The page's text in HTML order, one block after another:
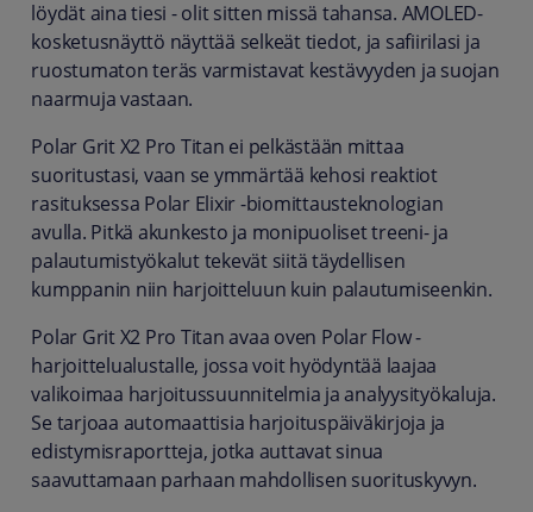
löydät aina tiesi - olit sitten missä tahansa. AMOLED-
kosketusnäyttö näyttää selkeät tiedot, ja safiirilasi ja
ruostumaton teräs varmistavat kestävyyden ja suojan
naarmuja vastaan.
Polar Grit X2 Pro Titan ei pelkästään mittaa
suoritustasi, vaan se ymmärtää kehosi reaktiot
rasituksessa Polar Elixir -biomittausteknologian
avulla. Pitkä akunkesto ja monipuoliset treeni- ja
palautumistyökalut tekevät siitä täydellisen
kumppanin niin harjoitteluun kuin palautumiseenkin.
Polar Grit X2 Pro Titan avaa oven Polar Flow -
harjoittelualustalle, jossa voit hyödyntää laajaa
valikoimaa harjoitussuunnitelmia ja analyysityökaluja.
Se tarjoaa automaattisia harjoituspäiväkirjoja ja
edistymisraportteja, jotka auttavat sinua
saavuttamaan parhaan mahdollisen suorituskyvyn.